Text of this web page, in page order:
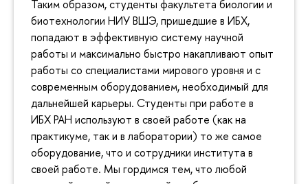
Таким образом, студенты факультета биологии и
биотехнологии НИУ ВШЭ, пришедшие в ИБХ,
попадают в эффективную систему научной
работы и максимально быстро накапливают опыт
работы со специалистами мирового уровня и с
современным оборудованием, необходимый для
дальнейшей карьеры. Студенты при работе в
ИБХ РАН используют в своей работе (как на
практикуме, так и в лаборатории) то же самое
оборудование, что и сотрудники института в
своей работе. Мы гордимся тем, что любой